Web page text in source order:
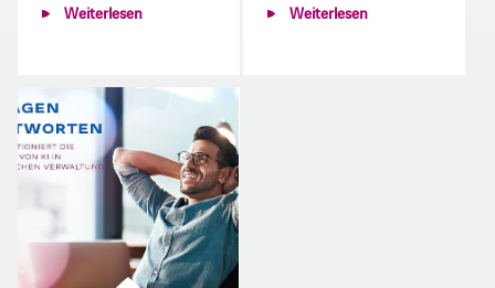
Weiterlesen Weiterlesen